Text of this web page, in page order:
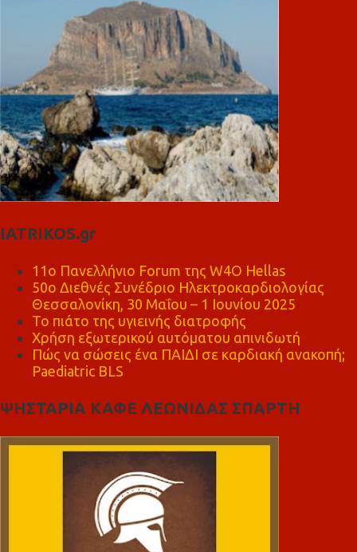
IATRIKOS.gr
11ο Πανελλήνιο Forum της W4O Hellas
50ο Διεθνές Συνέδριο Ηλεκτροκαρδιολογίας
Θεσσαλονίκη, 30 Μαΐου – 1 Ιουνίου 2025
Το πιάτο της υγιεινής διατροφής
Χρήση εξωτερικού αυτόματου απινιδωτή
Πώς να σώσεις ένα ΠΑΙΔΙ σε καρδιακή ανακοπή;
Paediatric BLS
ΨΗΣΤΑΡΙΑ ΚΑΦΕ ΛΕΩΝΙΔΑΣ ΣΠΑΡΤΗ